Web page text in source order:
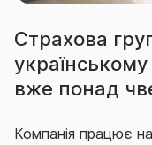
Страхова
вже понад
Компанія працює